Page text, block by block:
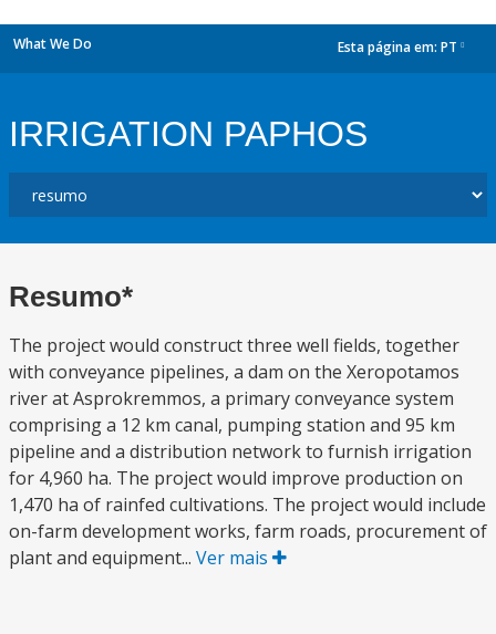
What We Do Esta página em: PT
IRRIGATION PAPHOS
Resumo*
The project would construct three well fields, together
with conveyance pipelines, a dam on the Xeropotamos
river at Asprokremmos, a primary conveyance system
comprising a 12 km canal, pumping station and 95 km
pipeline and a distribution network to furnish irrigation
for 4,960 ha. The project would improve production on
1,470 ha of rainfed cultivations. The project would include
on-farm development works, farm roads, procurement of
plant and equipment... Ver mais